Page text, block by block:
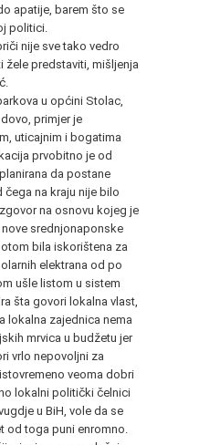
apatije, barem što se
politici.
nije sve tako vedro
žele predstaviti, mišljenja
u općini Stolac,
primjer je
uticajnim i bogatima
prvobitno je od
da postane
na kraju nije bilo
na osnovu kojeg je
srednjonaponske
bila iskorištena za
elektrana od po
ušle listom u sistem
šta govori lokalna vlast,
lokalna zajednica nema
mrvica u budžetu jer
vrlo nepovoljni za
veoma dobri
lokalni politički čelnici
u BiH, vole da se
od toga puni enromno.